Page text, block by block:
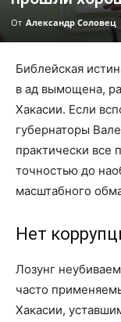
От Александр Соловец
Библейская
в ад вымощена,
Хакасии. Если
губернаторы
практически все
точностью до
масштабного
Нет
Лозунг
часто
Хакасии,